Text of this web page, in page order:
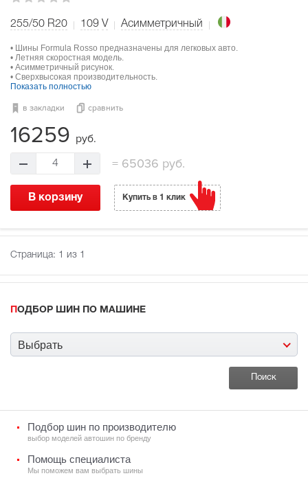
255/50 R20 109 V Асимметричный
• Шины Formula Rosso предназначены для легковых авто.
• Летняя скоростная модель.
• Асимметричный рисунок.
• Сверхвысокая производительность.
Показать полностью
в закладки сравнить
16259 руб.
4 =65036 руб.
В корзину Купить в 1 клик
Страница: 1 из 1
ПОДБОР ШИН ПО МАШИНЕ
Выбрать
Подбор шин по производителю
выбор моделей автошин по бренду
Помощь специалиста
Мы поможем вам выбрать шины